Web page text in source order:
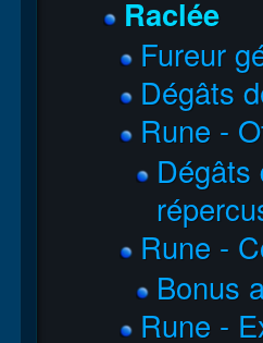
Raclée
Fureur
Dégâts
Rune -
Dégâts
Rune -
Bonus
Rune -